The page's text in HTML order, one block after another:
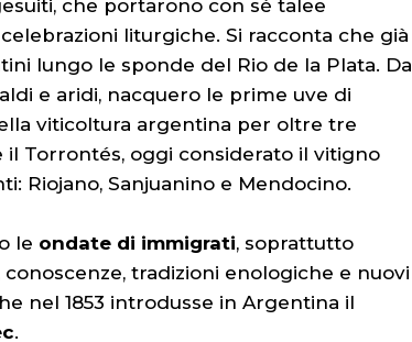
che portarono con sé talee
liturgiche. Si racconta che già
lungo le sponde del Rio de la Plata. Da
e aridi, nacquero le prime uve di
viticoltura argentina per oltre tre
il Torrontés, oggi considerato il vitigno
Riojano, Sanjuanino e Mendocino.
le ondate di immigrati, soprattutto
tradizioni enologiche e nuovi
nel 1853 introdusse in Argentina il
.